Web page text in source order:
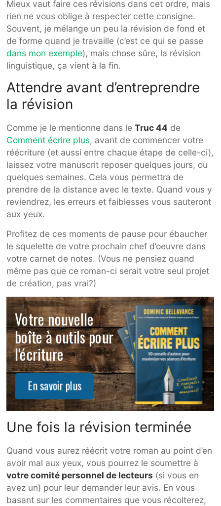
Mieux vaut faire ces révisions dans cet ordre, mais
rien ne vous oblige à respecter cette consigne.
Souvent, je mélange un peu la révision de fond et
de forme quand je travaille (c’est ce qui se passe
dans mon exemple), mais chose sûre, la révision
linguistique, ça vient à la fin.
Attendre avant d’entreprendre
la révision
Comme je le mentionne dans leTruc 44 de
Comment écrire plus, avant de commencer votre
réécriture (et aussi entre chaque étape de celle-ci),
laissez votre manuscrit reposer quelques jours, ou
quelques semaines. Cela vous permettra de
prendre de la distance avec le texte. Quand vous y
reviendrez, les erreurs et faiblesses vous sauteront
aux yeux.
Profitez de ces moments de pause pour ébaucher
le squelette de votre prochain chef d’oeuvre dans
votre carnet de notes. (Vous ne pensiez quand
même pas que ce roman-ci serait votre seul projet
de création, pas vrai?)
Une fois la révision terminée
Quand vous aurez réécrit votre roman au point d’en
avoir mal aux yeux, vous pourrez le soumettre à
votre comité personnel de lecteurs (si vous en
avez un) pour leur demander leur avis. En vous
basant sur les commentaires que vous récolterez,